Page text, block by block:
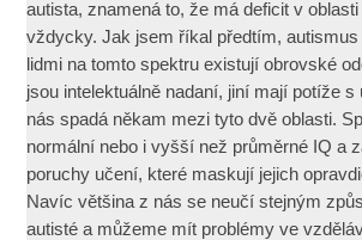
autista, znamená to, že má deficit v
vždycky. Jak jsem říkal předtím,
lidmi na tomto spektru existují obrovské
jsou intelektuálně nadaní, jiní mají potíže
nás spadá někam mezi tyto dvě oblasti.
normální nebo i vyšší než průměrné IQ a
poruchy učení, které maskují jejich
Navíc většina z nás se neučí stejným
autisté a můžeme mít problémy ve